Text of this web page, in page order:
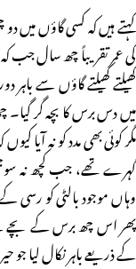
کہتے ہیں کہ کسی گاؤں میں
کی عمر تقریباً چھ سال
کھیلتے کھیلتے گاؤں سے
میں دس برس کا بچہ گر
مگر کوئی بھی مدد کو نہ
گہرے تھے، جب کچھ نہ
وہاں موجود بالٹی کو رسی
پھر اس چھ برس کے بچے
کے ذریعے باہر نکال لیا جو